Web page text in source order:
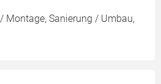
Montage, Sanierung / Umbau,